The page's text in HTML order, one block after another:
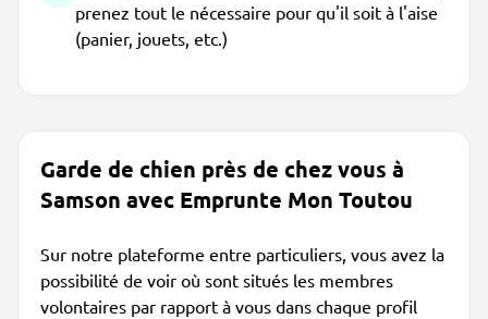
prenez tout le nécessaire pour qu'il soit à l'aise
(panier, jouets, etc.)
Garde de chien près de chez vous à
Samson avec Emprunte Mon Toutou
Sur notre plateforme entre particuliers, vous avez la
possibilité de voir où sont situés les membres
volontaires par rapport à vous dans chaque profil